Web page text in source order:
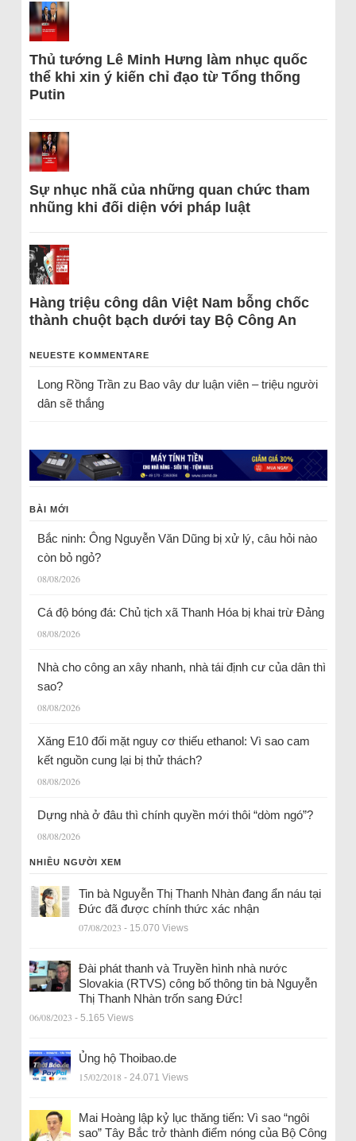
Thủ tướng Lê Minh Hưng làm nhục quốc
thể khi xin ý kiến chỉ đạo từ Tổng thống
Putin
Sự nhục nhã của những quan chức tham
nhũng khi đối diện với pháp luật
Hàng triệu công dân Việt Nam bỗng chốc
thành chuột bạch dưới tay Bộ Công An
NEUESTE KOMMENTARE
Long Rồng Trầnzu Bao vây dư luận viên – triệu người
dân sẽ thắng
BÀI MỚI
Bắc ninh: Ông Nguyễn Văn Dũng bị xử lý, câu hỏi nào
còn bỏ ngỏ?
08/08/2026
Cá độ bóng đá: Chủ tịch xã Thanh Hóa bị khai trừ Đảng
08/08/2026
Nhà cho công an xây nhanh, nhà tái định cư của dân thì
sao?
08/08/2026
Xăng E10 đối mặt nguy cơ thiếu ethanol: Vì sao cam
kết nguồn cung lại bị thử thách?
08/08/2026
Dựng nhà ở đâu thì chính quyền mới thôi “dòm ngó”?
08/08/2026
NHIỀU NGƯỜI XEM
Tin bà Nguyễn Thị Thanh Nhàn đang ẩn náu tại
Đức đã được chính thức xác nhận
07/08/2023 - 15.070 Views
Đài phát thanh và Truyền hình nhà nước
Slovakia (RTVS) công bố thông tin bà Nguyễn
Thị Thanh Nhàn trốn sang Đức!
06/08/2023 - 5.165 Views
Ủng hộ Thoibao.de
15/02/2018 - 24.071 Views
Mai Hoàng lập kỷ lục thăng tiến: Vì sao “ngôi
sao” Tây Bắc trở thành điểm nóng của Bộ Công